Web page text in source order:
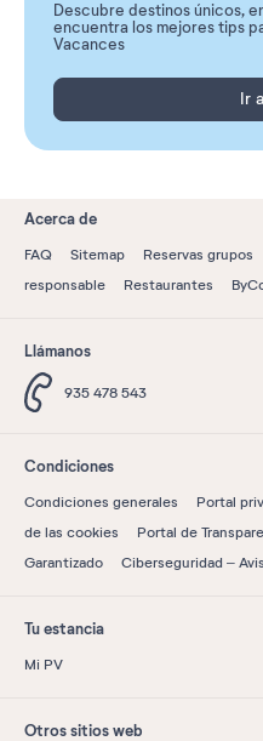
Descubre destinos únicos,
encuentra los mejores tips
Vacances
Ir
Acerca de
FAQ Sitemap Reservas grupos
responsable
Restaurantes
Llámanos
935 478 543
Condiciones
Condiciones generales Portal
de las cookies
Portal de
Garantizado
Ciberseguridad –
Tu estancia
Mi PV
Otros sitios web